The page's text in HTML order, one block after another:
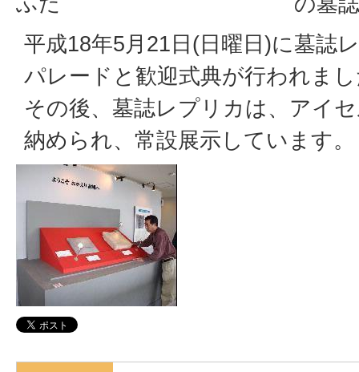
平成18年5月21日(日曜日)に墓誌
パレードと歓迎式典が行われま
その後、墓誌レプリカは、アイ
納められ、常設展示しています。